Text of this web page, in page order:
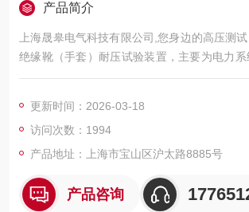
产品简介
上海晟皋电气科技有限公司,您身边的高压测
绝缘靴（手套）耐压试验装置，主要为电力系
用电部门，科研机构与电力设备相关的生产
更新时间：2026-03-18
访问次数：1994
产品地址：上海市宝山区沪太路8885号
产品咨询